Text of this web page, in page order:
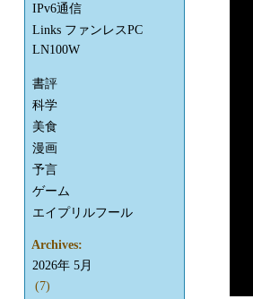
IPv6通信
Links ファンレスPC
LN100W
書評
科学
美食
漫画
予言
ゲーム
エイプリルフール
Archives:
2026年 5月
(7)